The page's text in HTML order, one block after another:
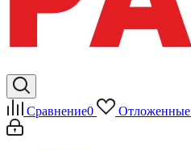
Сравнение0 Отложенные